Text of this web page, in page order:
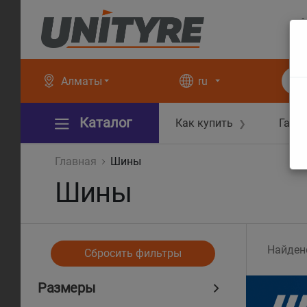
Алматы ru
Каталог Как купить ❯
Главная Шины
Шины
Сбросить фильтры
Размеры